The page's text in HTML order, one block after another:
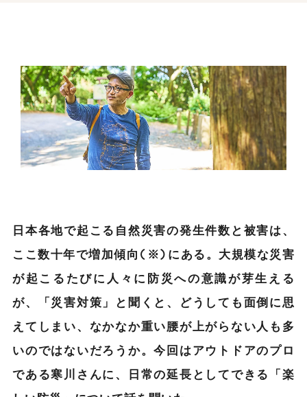
日本各地で起こる自然災害の発生件数と被害は、
ここ数十年で増加傾向(※)にある。大規模な災害
が起こるたびに人々に防災への意識が芽生える
が、「災害対策」と聞くと、どうしても面倒に思
えてしまい、なかなか重い腰が上がらない人も多
いのではないだろうか。今回はアウトドアのプロ
である寒川さんに、日常の延長としてできる「楽